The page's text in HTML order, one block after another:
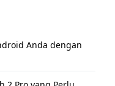
Anda dengan